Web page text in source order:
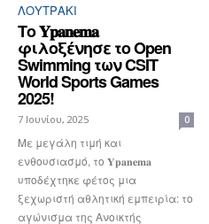
ΛΟΥΤΡΆΚΙ
Το 𝐘𝐩𝐚𝐧𝐞𝐦𝐚
φιλοξένησε το Open
Swimming των CSIT
World Sports Games
2025!
7 Ιουνίου, 2025 0
Με μεγάλη τιμή και
ενθουσιασμό, το 𝐘𝐩𝐚𝐧𝐞𝐦𝐚
υποδέχτηκε φέτος μια
ξεχωριστή αθλητική εμπειρία: το
αγώνισμα της Ανοικτής